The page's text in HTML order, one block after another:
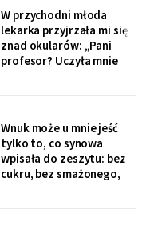
widokiem na sad i
podpisałam papiery.
Dzieciom powiem po
fakcie - niech raz
dowiedzą się ostatnie.
W przychodni młoda
lekarka przyjrzała mi się
znad okularów: „Pani
profesor? Uczyła mnie
ucałowała w oba policzki.
Córka wieczorem
zapytała tylko, czy przy
okazji wzięłam receptę
na
Wnuk może u mnie jeść
tylko to, co synowa
wpisała do zeszytu: bez
cukru, bez smażonego,